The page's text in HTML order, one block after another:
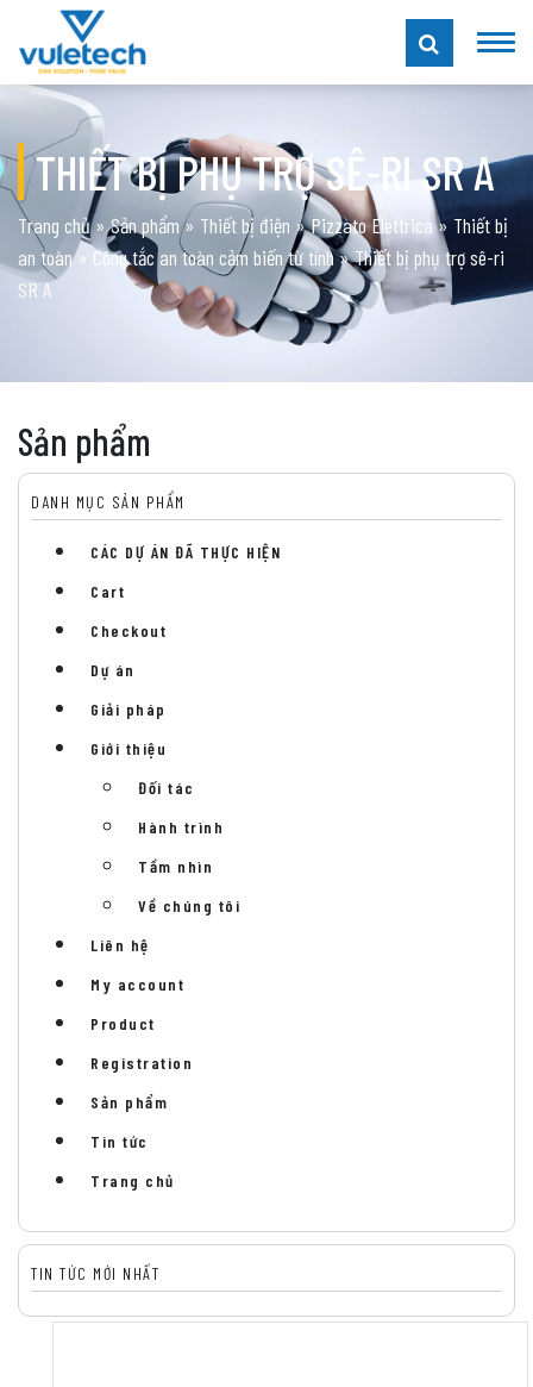
THIẾT BỊ PHỤ TRỢ SÊ-RI SR A
Trang chủ»Sản phẩm» Thiết bị điện »Pizzato Elettrica» Thiết bị
an toàn» Công tắc an toàn cảm biến từ tính»Thiết bị phụ trợ sê-ri
SR A
Sản phẩm
DANH MỤC SẢN PHẨM
CÁC DỰ ÁN ĐÃ THỰC HIỆN
Cart
Checkout
Dự án
Giải pháp
Giới thiệu
Đối tác
Hành trình
Tầm nhìn
Về chúng tôi
Liên hệ
My account
Product
Registration
Sản phẩm
Tin tức
Trang chủ
TIN TỨC MỚI NHẤT